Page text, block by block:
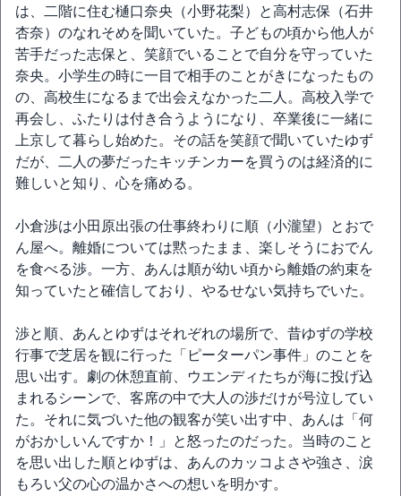
は、二階に住む樋口奈央（小野花梨）と高村志保（石井
杏奈）のなれそめを聞いていた。子どもの頃から他人が
苦手だった志保と、笑顔でいることで自分を守っていた
奈央。小学生の時に一目で相手のことがきになったもの
の、高校生になるまで出会えなかった二人。高校入学で
再会し、ふたりは付き合うようになり、卒業後に一緒に
上京して暮らし始めた。その話を笑顔で聞いていたゆず
だが、二人の夢だったキッチンカーを買うのは経済的に
難しいと知り、心を痛める。
小倉渉は小田原出張の仕事終わりに順（小瀧望）とおで
ん屋へ。離婚については黙ったまま、楽しそうにおでん
を食べる渉。一方、あんは順が幼い頃から離婚の約束を
知っていたと確信しており、やるせない気持ちでいた。
渉と順、あんとゆずはそれぞれの場所で、昔ゆずの学校
行事で芝居を観に行った「ピーターパン事件」のことを
思い出す。劇の休憩直前、ウエンディたちが海に投げ込
まれるシーンで、客席の中で大人の渉だけが号泣してい
た。それに気づいた他の観客が笑い出す中、あんは「何
がおかしいんですか！」と怒ったのだった。当時のこと
を思い出した順とゆずは、あんのカッコよさや強さ、涙
もろい父の心の温かさへの想いを明かす。